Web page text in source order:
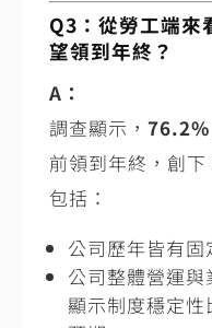
Q3：從勞工端來
望領到年終？
A：
調查顯示， 76.2%
前領到年終，創
包括：
公司歷年皆有固
公司整體營運與
顯示制度穩定